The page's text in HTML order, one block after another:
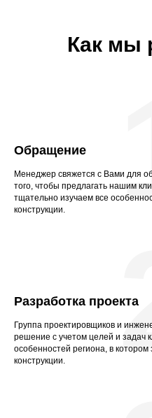
Как мы
Обращение
Менеджер свяжется с Вами для
того, чтобы предлагать нашим
тщательно изучаем все
конструкции.
Разработка проекта
Группа проектировщиков и
решение с учетом целей и задач
особенностей региона, в
конструкции.